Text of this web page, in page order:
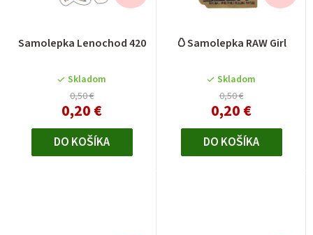
Samolepka Lenochod 420
Skladom
0,50 €
0,20 €
DO KOŠÍKA
🥚Samolepka RAW Girl
Skladom
0,50 €
0,20 €
DO KOŠÍKA